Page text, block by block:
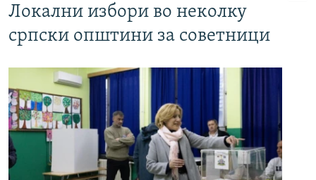
Локални избори во неколку
српски општини за советници